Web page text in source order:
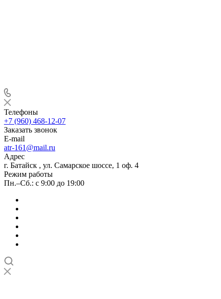
Телефоны
+7 (960) 468-12-07
Заказать звонок
E-mail
atr-161@mail.ru
Адрес
г. Батайск , ул. Самарское шоссе, 1 оф. 4
Режим работы
Пн.–Сб.: с 9:00 до 19:00